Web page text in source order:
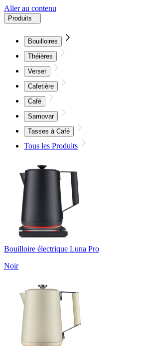
Aller au contenu
Produits
Bouilloires
Théières
Verser
Cafetière
Café
Samovar
Tasses à Café
Tous les Produits
Bouilloire électrique Luna Pro
Noir